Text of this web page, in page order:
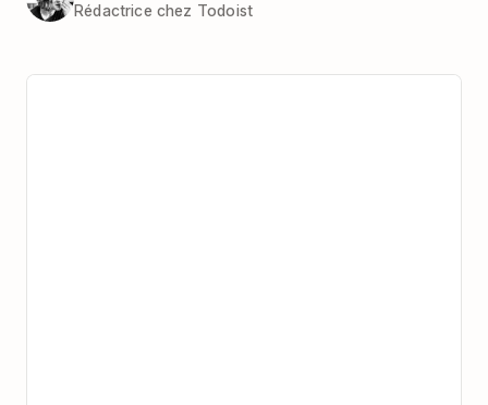
Rédactrice chez Todoist